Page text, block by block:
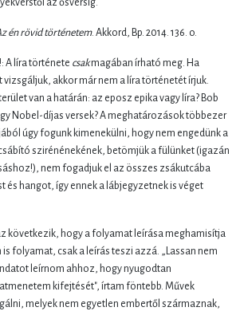
az ősversig.
én rövid történetem. Akkord, Bp. 2014. 136. o.
A líra története csakmagában írható meg. Ha
vizsgáljuk, akkor már nem a líra történetét írjuk.
van a határán: az eposz epika vagy líra? Bob
Nobel-díjas versek? A meghatározások többezer
úgy fogunk kimenekülni, hogy nem engedünk a
szirénénekének, betömjük a fülünket (igazán
nem fogadjuk el az összes zsákutcába
és hangot, így ennek a lábjegyzetnek is véget
következik, hogy a folyamat leírása meghamisítja
folyamat, csak a leírás teszi azzá. „Lassan nem
leírnom ahhoz, hogy nyugodtan
kifejtését", írtam föntebb. Művek
melyek nem egyetlen embertől származnak,